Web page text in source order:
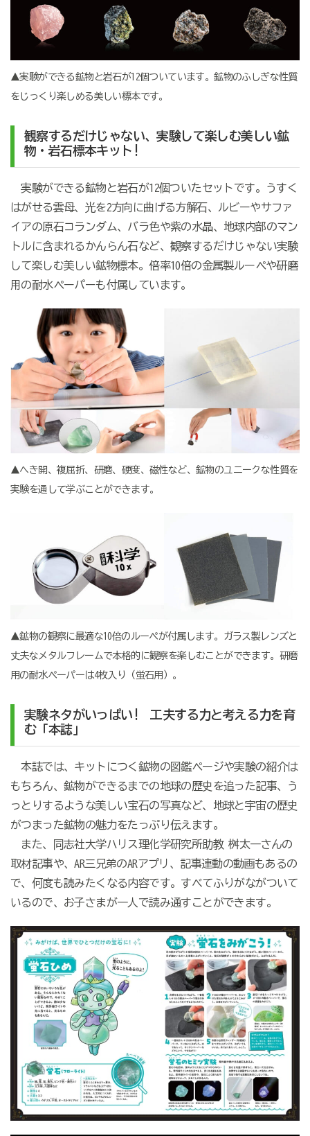
▲実験ができる鉱物と岩石が12個ついています。鉱物のふしぎな性質
をじっくり楽しめる美しい標本です。
観察するだけじゃない、実験して楽しむ美しい鉱
物・岩石標本キット!
実験ができる鉱物と岩石が12個ついたセットです。うすく
はがせる雲母、光を2方向に曲げる方解石、ルビーやサファ
イアの原石コランダム、バラ色や紫の水晶、地球内部のマン
トルに含まれるかんらん石など、観察するだけじゃない実験
して楽しむ美しい鉱物標本。倍率10倍の金属製ルーペや研磨
用の耐水ペーパーも付属しています。
▲へき開、複屈折、研磨、硬度、磁性など、鉱物のユニークな性質を
実験を通して学ぶことができます。
▲鉱物の観察に最適な10倍のルーペが付属します。ガラス製レンズと
丈夫なメタルフレームで本格的に観察を楽しむことができます。研磨
用の耐水ペーパーは4枚入り（蛍石用）。
実験ネタがいっぱい! 工夫する力と考える力を育
む「本誌」
本誌では、キットにつく鉱物の図鑑ページや実験の紹介は
もちろん、鉱物ができるまでの地球の歴史を追った記事、う
っとりするような美しい宝石の写真など、地球と宇宙の歴史
がつまった鉱物の魅力をたっぷり伝えます。
また、同志社大学ハリス理化学研究所助教 桝太一さんの
取材記事や、AR三兄弟のARアプリ、記事連動の動画もあるの
で、何度も読みたくなる内容です。すべてふりがながついて
いるので、お子さまが一人で読み通すことができます。